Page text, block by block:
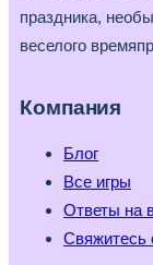
праздника,
веселого
Компания
Блог
Все игры
Ответы на
Свяжитесь